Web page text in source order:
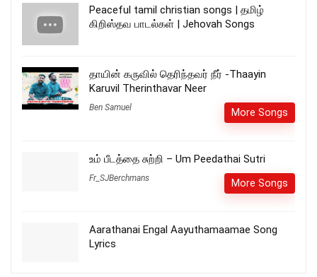
Peaceful tamil christian songs | தமிழ்
கிறிஸ்தவ பாடல்கள் | Jehovah Songs
தாயின் கருவில் தெரிந்தவர் நீர் -Thaayin
Karuvil Therinthavar Neer
Ben Samuel More Songs
உம் பீடத்தை சுற்றி – Um Peedathai Sutri
Fr_SJBerchmans More Songs
Aarathanai Engal Aayuthamaamae Song
Lyrics